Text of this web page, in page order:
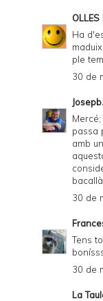
OLLES
Ha
ple
30 de
passa
amb
30 de
Tens
30 de
La